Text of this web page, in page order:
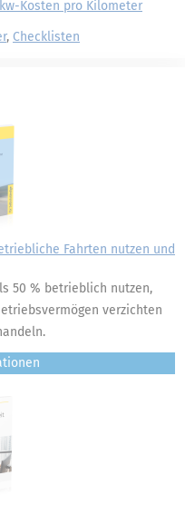
Kosten pro Kilometer
, Checklisten
Fahrten nutzen und
50 % betrieblich nutzen,
verzichten